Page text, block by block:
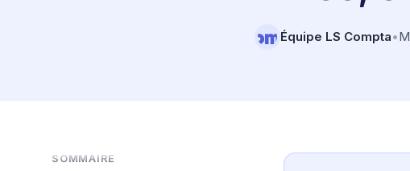
Équipe LS Compta•
SOMMAIRE